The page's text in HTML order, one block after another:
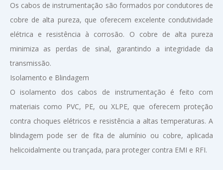
Os cabos de instrumentação são formados por condutores de
cobre de alta pureza, que oferecem excelente condutividade
elétrica e resistência à corrosão. O cobre de alta pureza
minimiza as perdas de sinal, garantindo a integridade da
transmissão.
Isolamento e Blindagem
O isolamento dos cabos de instrumentação é feito com
materiais como PVC, PE, ou XLPE, que oferecem proteção
contra choques elétricos e resistência a altas temperaturas. A
blindagem pode ser de fita de alumínio ou cobre, aplicada
helicoidalmente ou trançada, para proteger contra EMI e RFI.